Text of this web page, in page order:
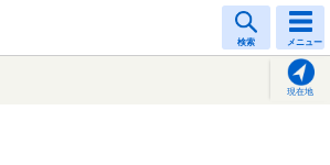
検索 メニュー
現在地